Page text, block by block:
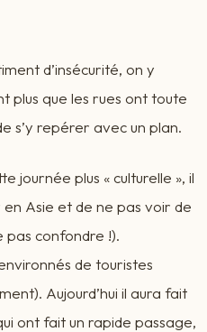
d’insécurité, on y
plus que les rues ont toute
s’y repérer avec un plan.
journée plus « culturelle », il
Asie et de ne pas voir de
pas confondre !).
de touristes
Aujourd’hui il aura fait
ont fait un rapide passage,